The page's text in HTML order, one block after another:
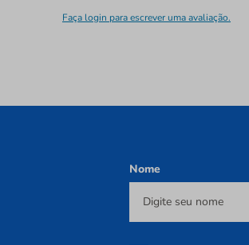
Faça login para escrever uma avaliação.
Nome